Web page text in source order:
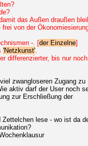
das Außen draußen
von der
-. [der Einzelne]
'Netzkunst'.
differenzierter, bis nur
zwangloseren Zugang zu
aktiv darf der User noch
zur Erschließung der
Zettelchen lese - wo ist da